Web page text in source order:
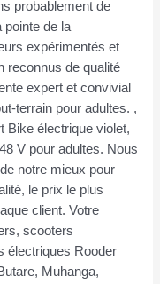
probablement de
pointe de la
expérimentés et
reconnus de qualité
expert et convivial
terrain pour adultes. ,
Bike électrique violet,
V pour adultes. Nous
notre mieux pour
le prix le plus
client. Votre
scooters
électriques Rooder
Muhanga,